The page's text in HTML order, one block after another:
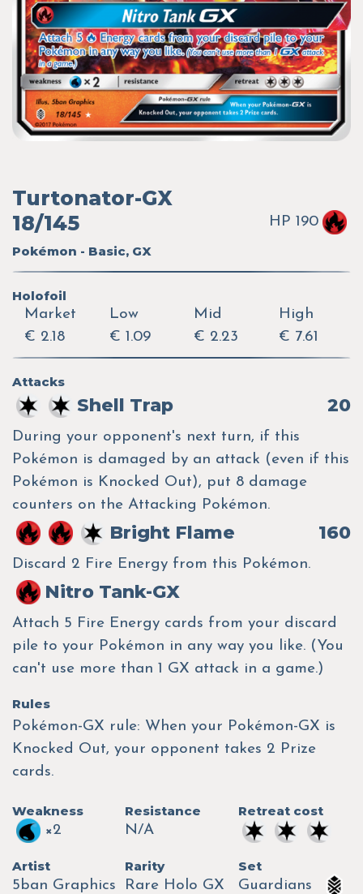
Turtonator-GX
18/145
Pokémon - Basic, GX
HP 190
Holofoil
Market
€ 2.18
Low
€ 1.09
Mid
€ 2.23
High
€ 7.61
Attacks
Shell Trap 20
During your opponent's next turn, if this
Pokémon is damaged by an attack (even if this
Pokémon is Knocked Out), put 8 damage
counters on the Attacking Pokémon.
Bright Flame 160
Discard 2 Fire Energy from this Pokémon.
Nitro Tank-GX
Attach 5 Fire Energy cards from your discard
pile to your Pokémon in any way you like. (You
can't use more than 1 GX attack in a game.)
Rules
Pokémon-GX rule: When your Pokémon-GX is
Knocked Out, your opponent takes 2 Prize
cards.
Weakness
×2
Resistance
N/A
Retreat cost
Artist
5ban Graphics
Rarity
Rare Holo GX
Set
Guardians